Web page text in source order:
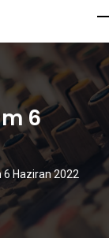
6
6 Haziran 2022